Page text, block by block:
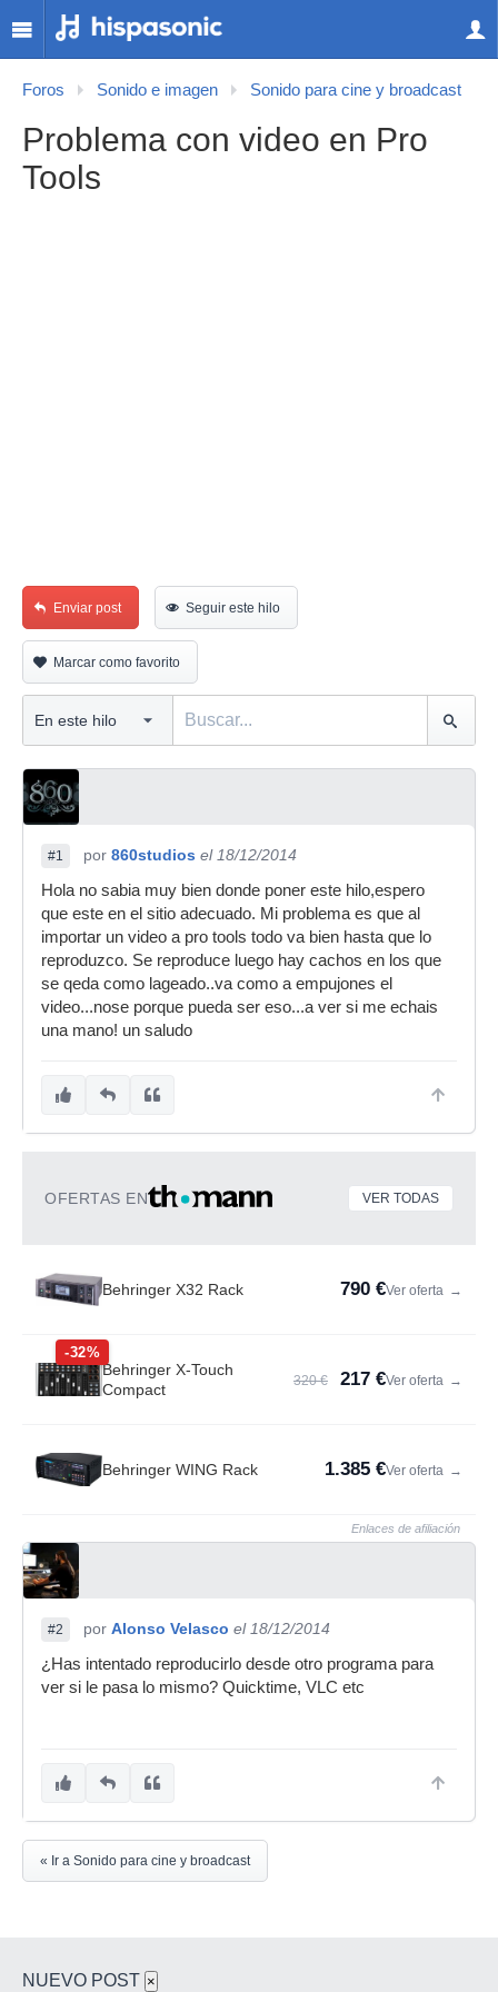
Foros Sonido e imagen Sonido para cine y broadcast
Problema con video en Pro
Tools
Enviar post Seguir este hilo
Marcar como favorito
#1 por 860studios el 18/12/2014
Hola no sabia muy bien donde poner este hilo,espero
que este en el sitio adecuado. Mi problema es que al
importar un video a pro tools todo va bien hasta que lo
reproduzco. Se reproduce luego hay cachos en los que
se qeda como lageado..va como a empujones el
video...nose porque pueda ser eso...a ver si me echais
una mano! un saludo
OFERTAS EN VER TODAS
Behringer X32 Rack 790 €Ver oferta →
-32%
Behringer X-Touch
Compact
320 € 217 €Ver oferta →
Behringer WING Rack 1.385 €Ver oferta →
Enlaces de afiliación
#2 por Alonso Velasco el 18/12/2014
¿Has intentado reproducirlo desde otro programa para
ver si le pasa lo mismo? Quicktime, VLC etc
« Ir a Sonido para cine y broadcast
NUEVO POST ×